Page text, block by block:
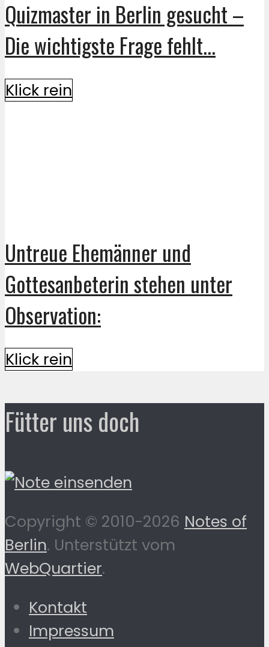
Quizmaster in Berlin gesucht –
Die wichtigste Frage fehlt...
Klick rein
Untreue Ehemänner und
Gottesanbeterin stehen unter
Observation:
Klick rein
Fütter uns doch
Copyright © 2010-2026 Notes of
Berlin. Unterstützt vom
WebQuartier.
Kontakt
Impressum